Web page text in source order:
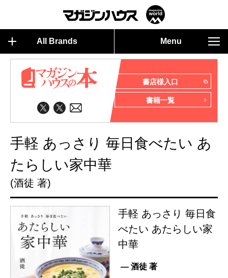
All Brands Menu
書店様入口
書籍一覧
手軽 あっさり 毎日食べたい あ
たらしい家中華
(酒徒 著)
手軽 あっさり 毎日食
べたい あたらしい家
中華
— 酒徒 著